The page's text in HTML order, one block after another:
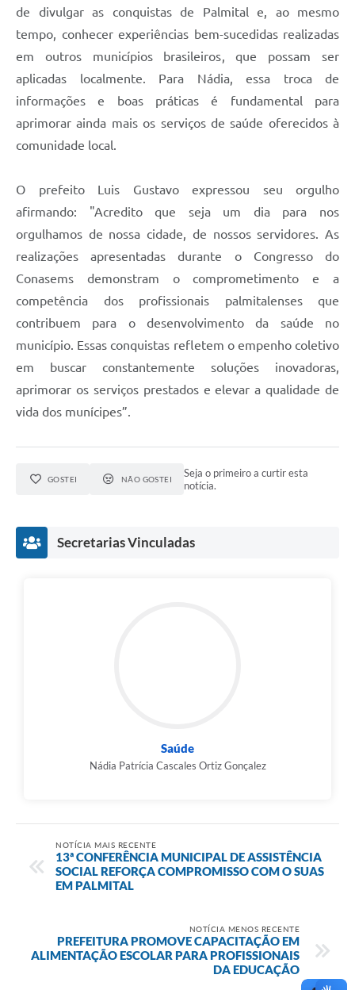
de divulgar as conquistas de Palmital e, ao mesmo
tempo, conhecer experiências bem-sucedidas realizadas
em outros municípios brasileiros, que possam ser
aplicadas localmente. Para Nádia, essa troca de
informações e boas práticas é fundamental para
aprimorar ainda mais os serviços de saúde oferecidos à
comunidade local.
O prefeito Luis Gustavo expressou seu orgulho
afirmando: "Acredito que seja um dia para nos
orgulhamos de nossa cidade, de nossos servidores. As
realizações apresentadas durante o Congresso do
Conasems demonstram o comprometimento e a
competência dos profissionais palmitalenses que
contribuem para o desenvolvimento da saúde no
município. Essas conquistas refletem o empenho coletivo
em buscar constantemente soluções inovadoras,
aprimorar os serviços prestados e elevar a qualidade de
vida dos munícipes”.
GOSTEI NÃO GOSTEI
Seja o primeiro a curtir esta
notícia.
Secretarias Vinculadas
Saúde
Nádia Patrícia Cascales Ortiz Gonçalez
NOTÍCIA MAIS RECENTE
13ª CONFERÊNCIA MUNICIPAL DE ASSISTÊNCIA
SOCIAL REFORÇA COMPROMISSO COM O SUAS
EM PALMITAL
NOTÍCIA MENOS RECENTE
PREFEITURA PROMOVE CAPACITAÇÃO EM
ALIMENTAÇÃO ESCOLAR PARA PROFISSIONAIS
DA EDUCAÇÃO